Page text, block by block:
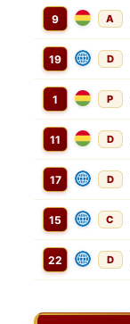
9 A
19 D
1 P
11 D
17 D
15 C
22 D